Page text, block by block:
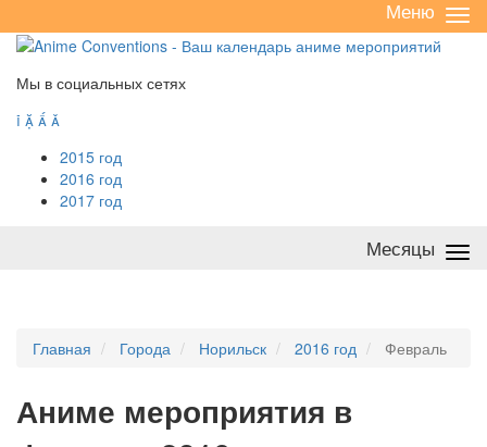
/
Меню
Мы в социальных сетях
   
2015 год
2016 год
2017 год
Месяцы
Главная Города Норильск 2016 год Февраль
Аниме мероприятия в